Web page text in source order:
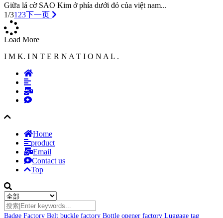
Giữa lá cờ SAO Kim ở phía dưới đỏ của việt nam...
1/31 23下一页
Load More
I M K. I N T E R N A T I O N A L .
Home
product
Email
Contact us
Top
Badge Factory Belt buckle factory Bottle opener factory Luggage tag